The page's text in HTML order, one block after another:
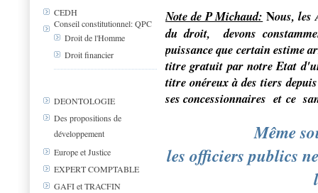
CEDH
Conseil constitutionnel: QPC
Droit de l'Homme
Droit financier
DEONTOLOGIE
Des propositions de
développement
Europe et Justice
EXPERT COMPTABLE
GAFI et TRACFIN
Note de P Michaud: Nous, les
du droit, devons
puissance que certain estime
titre gratuit par notre Etat
titre onéreux à des tiers
ses concessionnaires et ce
Même
les officiers publics